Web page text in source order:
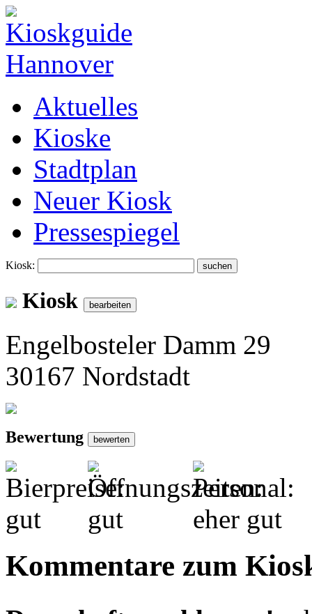
Aktuelles
Kioske
Stadtplan
Neuer Kiosk
Pressespiegel
Kiosk:
Kiosk
Engelbosteler Damm 29
30167 Nordstadt
Bewertung
Kommentare zum